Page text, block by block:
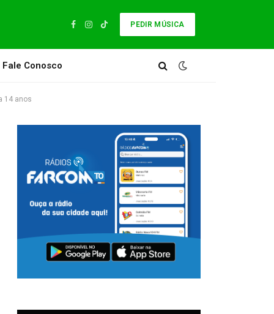
Facebook
Instagram
TikTok
PEDIR MÚSICA
Fale Conosco
14 anos